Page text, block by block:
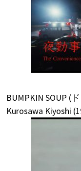
BUMPKIN SOUP (
Kurosawa Kiyoshi